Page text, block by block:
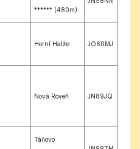
****** (480m)
Horní Halže JO60MJ
Nová Roveň JN89JQ
Táňovo